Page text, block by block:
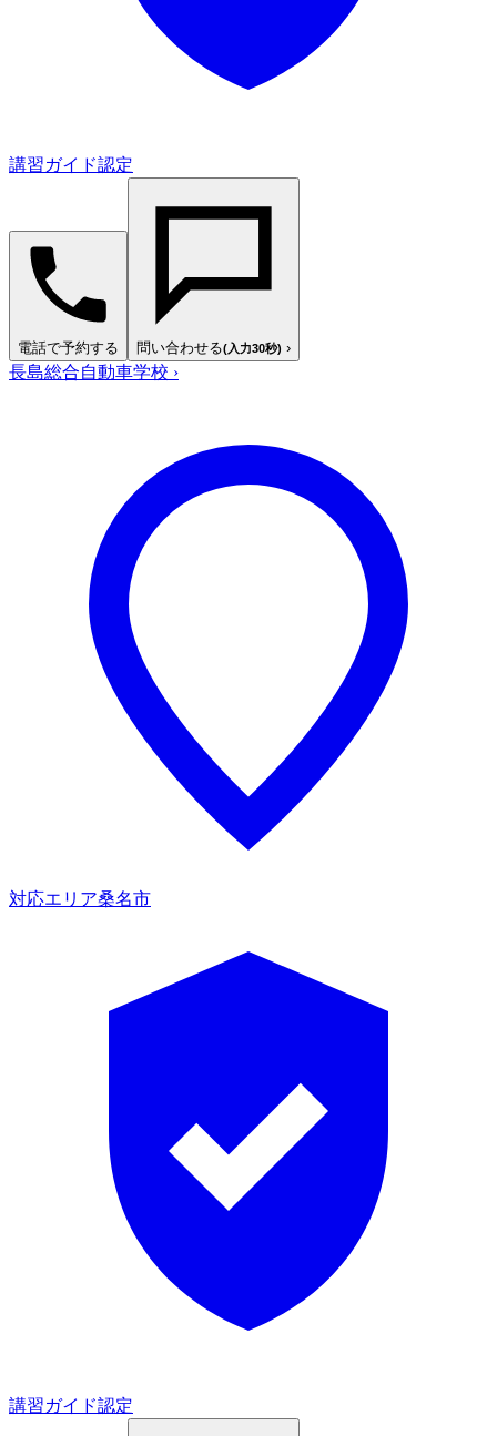
講習ガイド認定
電話で予約する 問い合わせる(入力30秒) ›
長島総合自動車学校 ›
対応エリア桑名市
講習ガイド認定